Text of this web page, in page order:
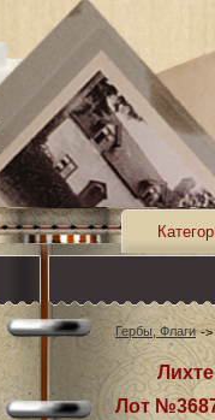
Гербы, Флаги
Лот